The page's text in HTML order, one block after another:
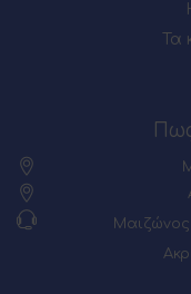
Μαιζώνος